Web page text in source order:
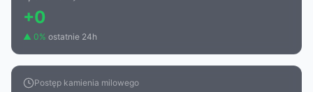
+0
▲ 0% ostatnie 24h
Postęp kamienia milowego